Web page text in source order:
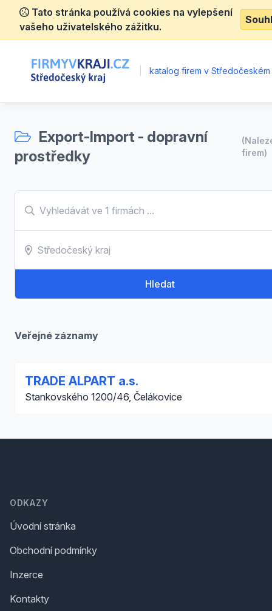
Tato stránka používá cookies na vylepšení
vašeho uživatelského zážitku.
katalog firem v Středočeském
Export-Import - dopravní
prostředky
firem)
Hledat
Veřejné záznamy
TRADE ALPART a.s.
Stankovského 1200/46, Čelákovice
ODKAZY
Úvodní stránka
Obchodní podmínky
Inzerce
Kontakty